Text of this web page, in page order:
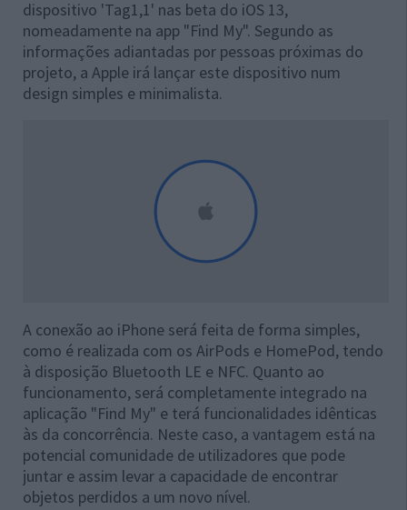
dispositivo 'Tag1,1' nas beta do iOS 13,
nomeadamente na app "Find My". Segundo as
informações adiantadas por pessoas próximas do
projeto, a Apple irá lançar este dispositivo num
design simples e minimalista.
A conexão ao iPhone será feita de forma simples,
como é realizada com os AirPods e HomePod, tendo
à disposição Bluetooth LE e NFC. Quanto ao
funcionamento, será completamente integrado na
aplicação "Find My" e terá funcionalidades idênticas
às da concorrência. Neste caso, a vantagem está na
potencial comunidade de utilizadores que pode
juntar e assim levar a capacidade de encontrar
objetos perdidos a um novo nível.